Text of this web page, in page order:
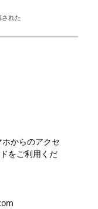
れた
からのアクセ
をご利用くだ